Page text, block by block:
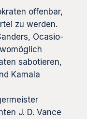
offenbar,
zu werden.
Ocasio-
sabotieren,
Kamala
J. D. Vance